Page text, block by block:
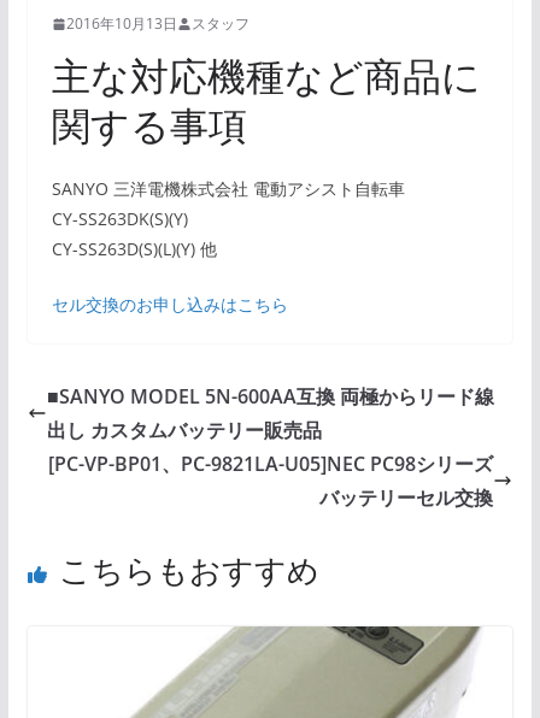
2016年10月13日 スタッフ
主な対応機種など商品に
関する事項
SANYO 三洋電機株式会社 電動アシスト自転車
CY-SS263DK(S)(Y)
CY-SS263D(S)(L)(Y) 他
セル交換のお申し込みはこちら
■SANYO MODEL 5N-600AA互換 両極からリード線
出し カスタムバッテリー販売品
[PC-VP-BP01、PC-9821LA-U05]NEC PC98シリーズ
バッテリーセル交換
こちらもおすすめ